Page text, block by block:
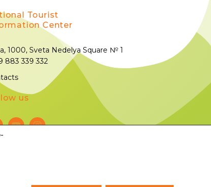
Tourist
Center
1000, Sveta Nedelya Square № 1
883 339 332
us